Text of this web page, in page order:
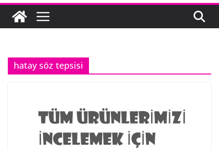
hatay söz tepsisi